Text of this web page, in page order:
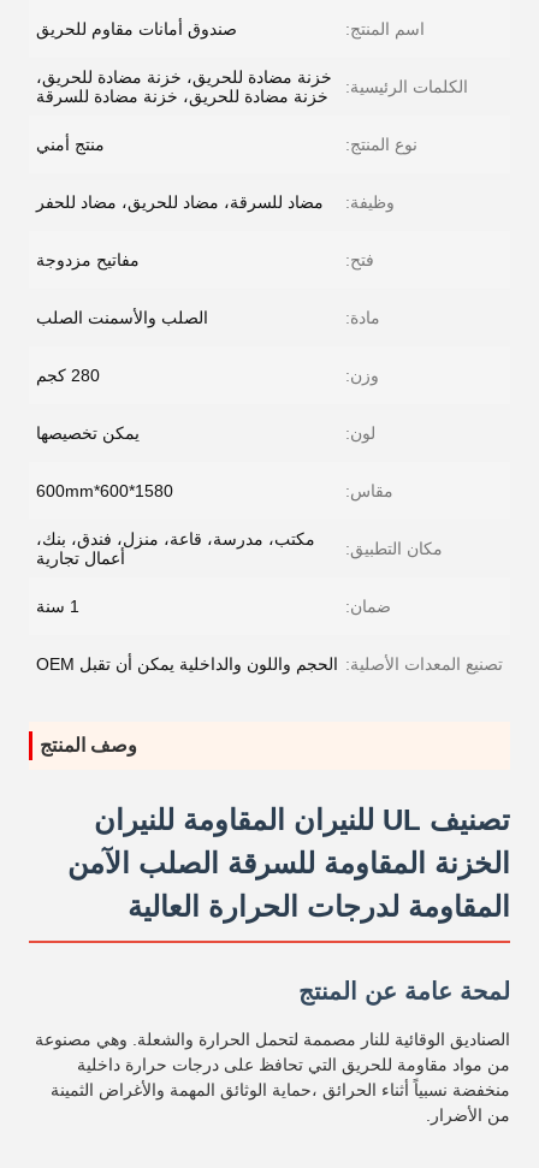
اسم المنتج: صندوق أمانات مقاوم للحريق
الكلمات الرئيسية:
خزنة مضادة للحريق، خزنة مضادة للحريق،
خزنة مضادة للحريق، خزنة مضادة للسرقة
نوع المنتج: منتج أمني
وظيفة: مضاد للسرقة، مضاد للحريق، مضاد للحفر
فتح: مفاتيح مزدوجة
مادة: الصلب والأسمنت الصلب
وزن: 280 كجم
لون: يمكن تخصيصها
مقاس: 1580*600*600mm
مكان التطبيق:
مكتب، مدرسة، قاعة، منزل، فندق، بنك،
أعمال تجارية
ضمان: 1 سنة
تصنيع المعدات الأصلية: الحجم واللون والداخلية يمكن أن تقبل OEM
وصف المنتج
تصنيف UL للنيران المقاومة للنيران
الخزنة المقاومة للسرقة الصلب الآمن
المقاومة لدرجات الحرارة العالية
لمحة عامة عن المنتج
الصناديق الوقائية للنار مصممة لتحمل الحرارة والشعلة. وهي مصنوعة
من مواد مقاومة للحريق التي تحافظ على درجات حرارة داخلية
منخفضة نسبياً أثناء الحرائق ،حماية الوثائق المهمة والأغراض الثمينة
من الأضرار.